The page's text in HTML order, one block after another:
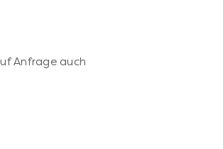
Anfrage auch